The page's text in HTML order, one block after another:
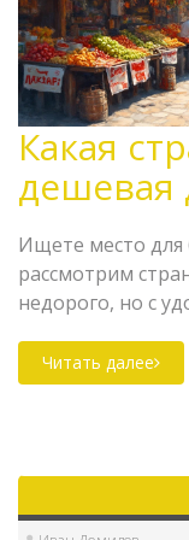
Какая
дешевая
Ищете место для
рассмотрим
недорого, но с
могли
поездку. Также
путешествовать
Читать далее